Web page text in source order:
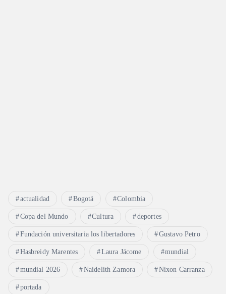
actualidad Bogotá Colombia
Copa del Mundo Cultura deportes
Fundación universitaria los libertadores Gustavo Petro
Hasbreidy Marentes Laura Jácome mundial
mundial 2026 Naidelith Zamora Nixon Carranza
portada